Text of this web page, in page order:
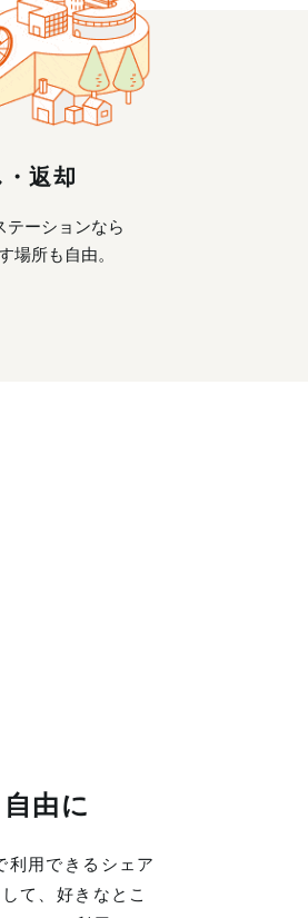
返却
テーションなら
場所も自由。
由に
用できるシェア
て、好きなとこ